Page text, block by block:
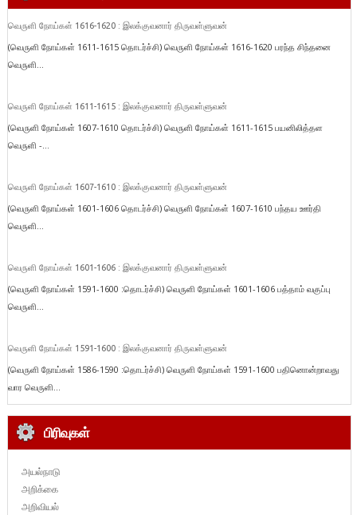
வெருளி நோய்கள் 1616-1620 : இலக்குவனார் திருவள்ளுவன்
(வெருளி நோய்கள் 1611-1615 தொடர்ச்சி) வெருளி நோய்கள் 1616-1620 பரந்த சிந்தனை
வெருளி...
வெருளி நோய்கள் 1611-1615 : இலக்குவனார் திருவள்ளுவன்
(வெருளி நோய்கள் 1607-1610 தொடர்ச்சி) வெருளி நோய்கள் 1611-1615 பயனிலித்தள
வெருளி -...
வெருளி நோய்கள் 1607-1610 : இலக்குவனார் திருவள்ளுவன்
(வெருளி நோய்கள் 1601-1606 தொடர்ச்சி) வெருளி நோய்கள் 1607-1610 பந்தய ஊர்தி
வெருளி...
வெருளி நோய்கள் 1601-1606 : இலக்குவனார் திருவள்ளுவன்
(வெருளி நோய்கள் 1591-1600 :தொடர்ச்சி) வெருளி நோய்கள் 1601-1606 பத்தாம் வகுப்பு
வெருளி...
வெருளி நோய்கள் 1591-1600 : இலக்குவனார் திருவள்ளுவன்
(வெருளி நோய்கள் 1586-1590 :தொடர்ச்சி) வெருளி நோய்கள் 1591-1600 பதினொன்றாவது
வார வெருளி...
பிரிவுகள்
அயல்நாடு
அறிக்கை
அறிவியல்